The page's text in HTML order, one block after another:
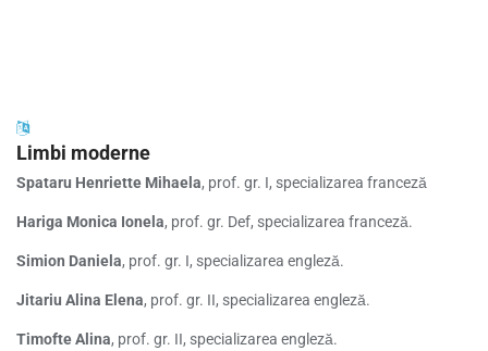
Limbi moderne
Spataru Henriette Mihaela, prof. gr. I, specializarea franceză
Hariga Monica Ionela, prof. gr. Def, specializarea franceză.
Simion Daniela, prof. gr. I, specializarea engleză.
Jitariu Alina Elena, prof. gr. II, specializarea engleză.
Timofte Alina, prof. gr. II, specializarea engleză.